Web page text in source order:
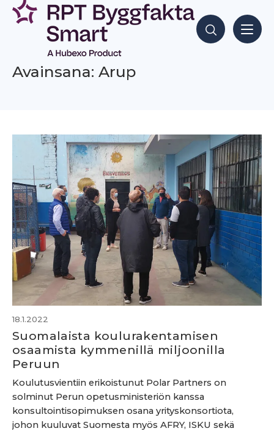
Siirry
sisältöön
Hae sisältöjä
Avainsana: Arup
18.1.2022
Suomalaista koulurakentamisen
osaamista kymmenillä miljoonilla
Peruun
Koulutusvientiin erikoistunut Polar Partners on
solminut Perun opetusministeriön kanssa
konsultointisopimuksen osana yrityskonsortiota,
johon kuuluvat Suomesta myös AFRY, ISKU sekä